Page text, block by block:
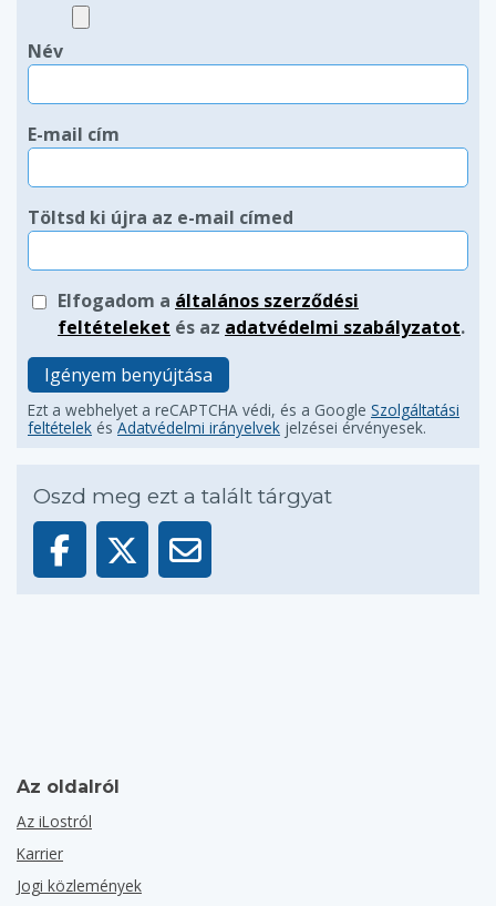
Név
E-mail cím
Töltsd ki újra az e-mail címed
Elfogadom a általános szerződési
feltételeket és az adatvédelmi szabályzatot.
Igényem benyújtása
Ezt a webhelyet a reCAPTCHA védi, és a Google Szolgáltatási
feltételek ésAdatvédelmi irányelvek jelzései érvényesek.
Oszd meg ezt a talált tárgyat
Az oldalról
Az iLostról
Karrier
Jogi közlemények